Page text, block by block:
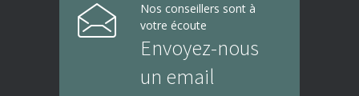
Nos conseillers sont à
votre écoute
Envoyez-nous
un email